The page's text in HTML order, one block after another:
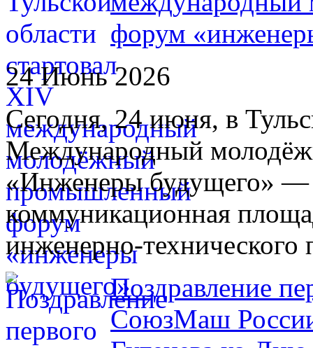
форум
24 Июнь 2026
Сегодня, 24 июня, в
Международный
«Инженеры будущего» —
коммуникационная
инженерно-технического
Поздравление
СоюзМаш